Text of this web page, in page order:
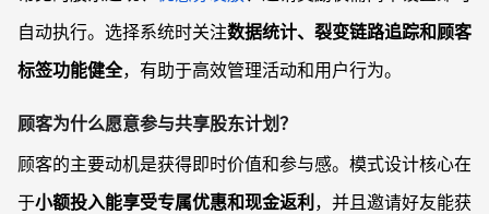
自动执行。选择系统时关注数据统计、裂变链路追踪和顾客
标签功能健全，有助于高效管理活动和用户行为。
顾客为什么愿意参与共享股东计划？
顾客的主要动机是获得即时价值和参与感。模式设计核心在
于小额投入能享受专属优惠和现金返利 ，并且邀请好友能获